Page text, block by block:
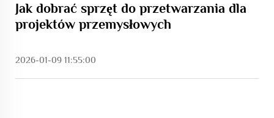
Jak dobrać sprzęt do przetwarzania dla
projektów przemysłowych
2026-01-09 11:55:00